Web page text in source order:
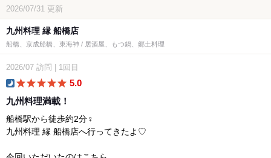
2026/07/31 更新
九州料理 縁 船橋店
船橋、京成船橋、東海神 / 居酒屋、もつ鍋、郷土料理
2026/07 訪問 1回目
5.0
九州料理満載！
船橋駅から徒歩約2分‍♀️
九州料理 縁 船橋店へ行ってきたよ♡